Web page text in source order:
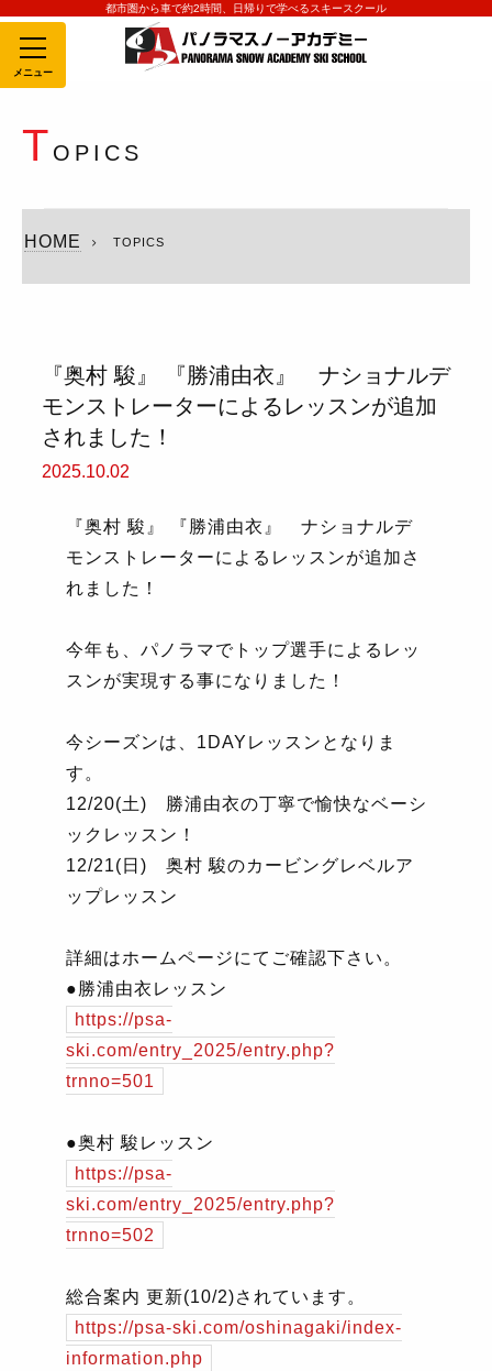
都市圏から車で約2時間、日帰りで学べるスキースクール
MENU
T OPICS
HOME TOPICS
『奥村 駿』 『勝浦由衣』 ナショナルデ
モンストレーターによるレッスンが追加
されました！
2025.10.02
『奥村 駿』 『勝浦由衣』 ナショナルデ
モンストレーターによるレッスンが追加さ
れました！
今年も、パノラマでトップ選手によるレッ
スンが実現する事になりました！
今シーズンは、 1DAY レッスンとなりま
す。
12/20(土) 勝浦由衣の丁寧で愉快なベーシ
ックレッスン！
12/21( 日) 奥村 駿のカービングレベルア
ップレッスン
詳細はホームページにてご確認下さい。
●勝浦由衣レッスン
https://psa-
ski.com/entry_2025/entry.php?
trnno=501
●奥村 駿レッスン
https://psa-
ski.com/entry_2025/entry.php?
trnno=502
総合案内 更新(10/2)されています。
https://psa-ski.com/oshinagaki/index-
information.php